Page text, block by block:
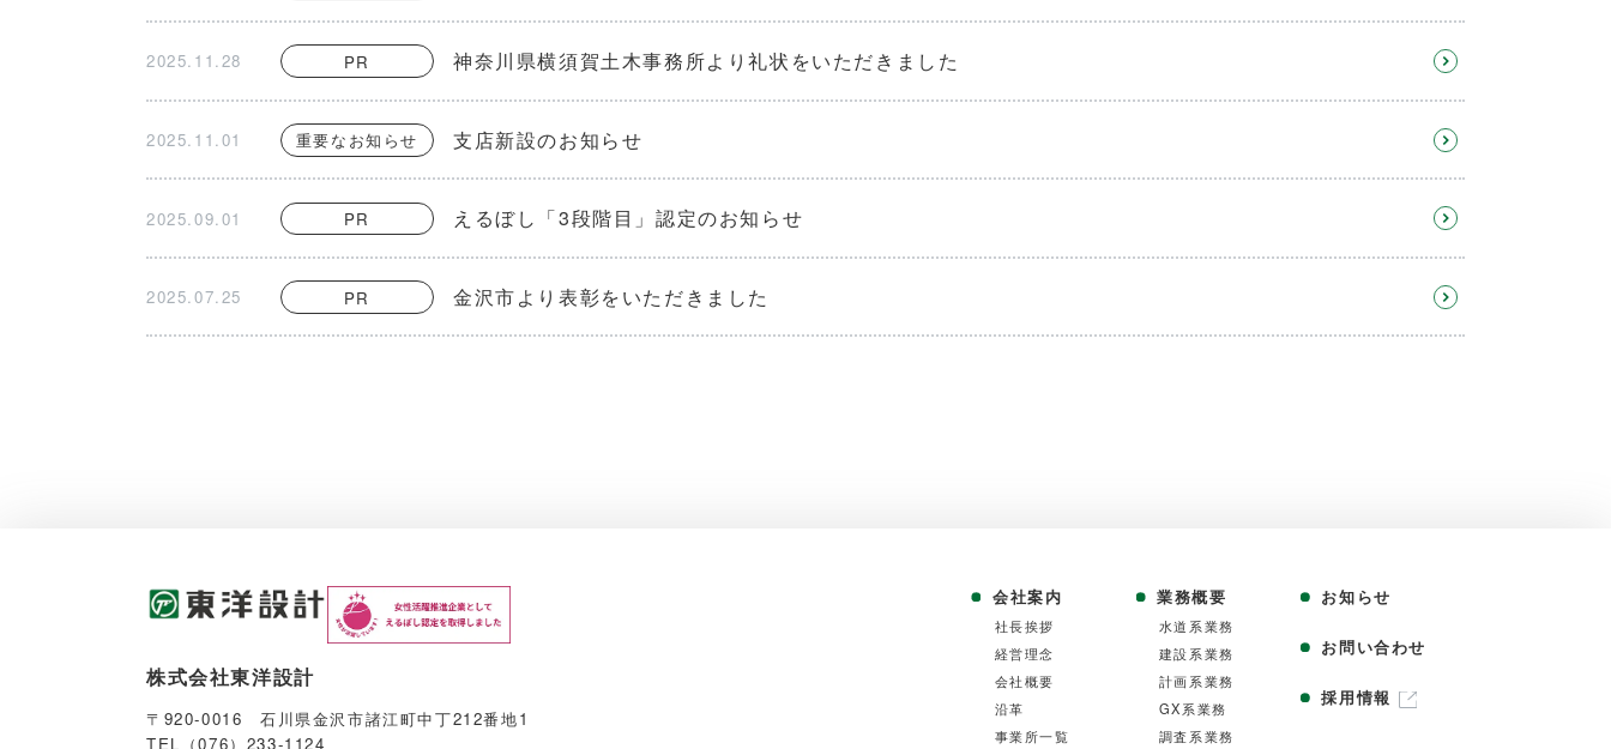
2025.11.28 PR 神奈川県横須賀土木事務所より礼状をいただきました
2025.11.01 重要なお知らせ 支店新設のお知らせ
2025.09.01 PR えるぼし「3段階目」認定のお知らせ
2025.07.25 PR 金沢市より表彰をいただきました
株式会社東洋設計
〒920-0016 石川県金沢市諸江町中丁212番地1
TEL（076）233-1124
会社案内
社⻑挨拶
経営理念
会社概要
沿⾰
事業所⼀覧
業務概要
⽔道系業務
建設系業務
計画系業務
GX系業務
調査系業務
お知らせ
お問い合わせ
採用情報